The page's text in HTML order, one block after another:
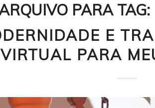
PARA TAG:
E
VIRTUAL PARA